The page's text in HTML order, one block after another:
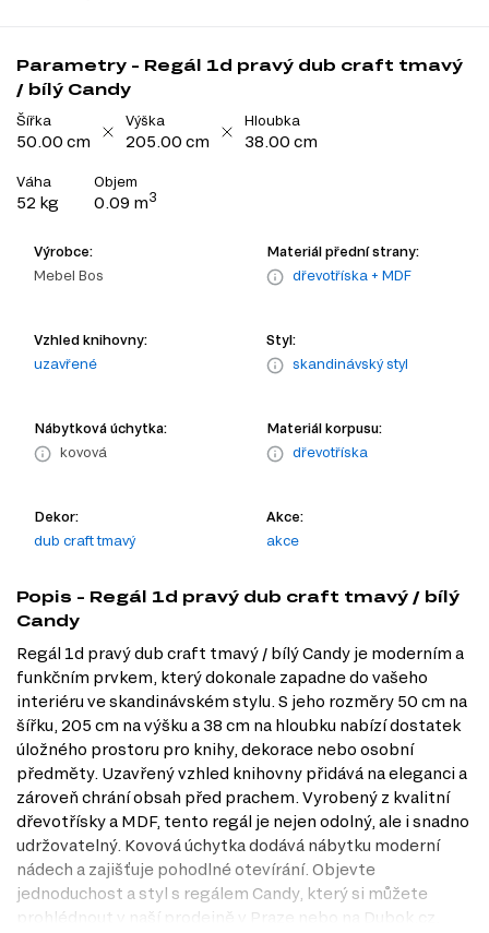
Parametry - Regál 1d pravý dub craft tmavý
/ bílý Candy
Šířka
50.00 cm
Výška
205.00 cm
Hloubka
38.00 cm
Váha
52 kg
Objem
0.09 m3
Výrobce:
Mebel Bos
Materiál přední strany:
dřevotříska + MDF
Vzhled knihovny:
uzavřené
Styl:
skandinávský styl
Nábytková úchytka:
kovová
Materiál korpusu:
dřevotříska
Dekor:
dub craft tmavý
Akce:
akce
Popis - Regál 1d pravý dub craft tmavý / bílý
Candy
Regál 1d pravý dub craft tmavý / bílý Candy je moderním a
funkčním prvkem, který dokonale zapadne do vašeho
interiéru ve skandinávském stylu. S jeho rozměry 50 cm na
šířku, 205 cm na výšku a 38 cm na hloubku nabízí dostatek
úložného prostoru pro knihy, dekorace nebo osobní
předměty. Uzavřený vzhled knihovny přidává na eleganci a
zároveň chrání obsah před prachem. Vyrobený z kvalitní
dřevotřísky a MDF, tento regál je nejen odolný, ale i snadno
udržovatelný. Kovová úchytka dodává nábytku moderní
nádech a zajišťuje pohodlné otevírání. Objevte
jednoduchost a styl s regálem Candy, který si můžete
prohlédnout v naší prodejně v Praze nebo na Dubok.cz.